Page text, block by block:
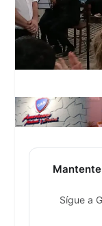
Sígue a